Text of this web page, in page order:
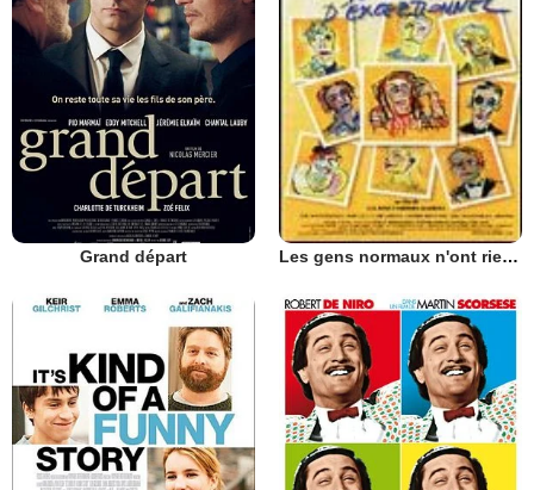
Grand départ Les gens normaux n'ont rien d'exceptionnel